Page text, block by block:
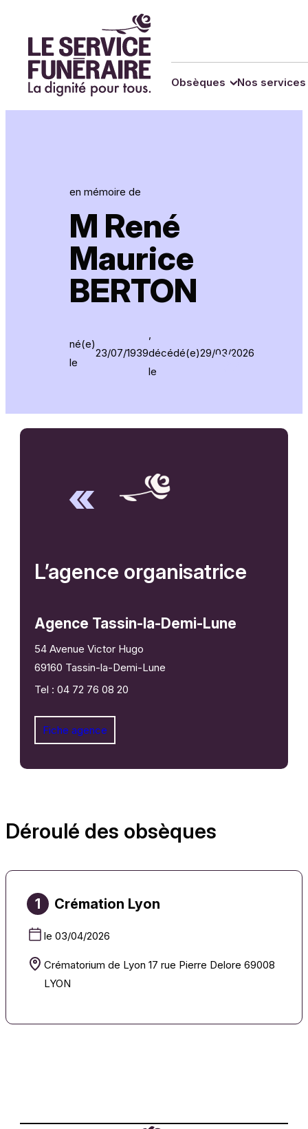
Obsèques Nos services
en mémoire de
M René
Maurice
BERTON
né(e)
le
23/07/1939
,
décédé(e)
le
29/03/2026
L’agence organisatrice
Agence Tassin-la-Demi-Lune
54 Avenue Victor Hugo
69160 Tassin-la-Demi-Lune
Tel : 04 72 76 08 20
Fiche agence
Déroulé des obsèques
1 Crémation Lyon
le 03/04/2026
Crématorium de Lyon 17 rue Pierre Delore 69008
LYON